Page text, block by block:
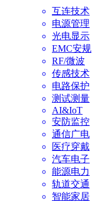
互连技术
电源管理
光电显示
EMC安规
RF/微波
传感技术
电路保护
测试测量
AI&IoT
安防监控
通信广电
医疗穿戴
汽车电子
能源电力
轨道交通
智能家居